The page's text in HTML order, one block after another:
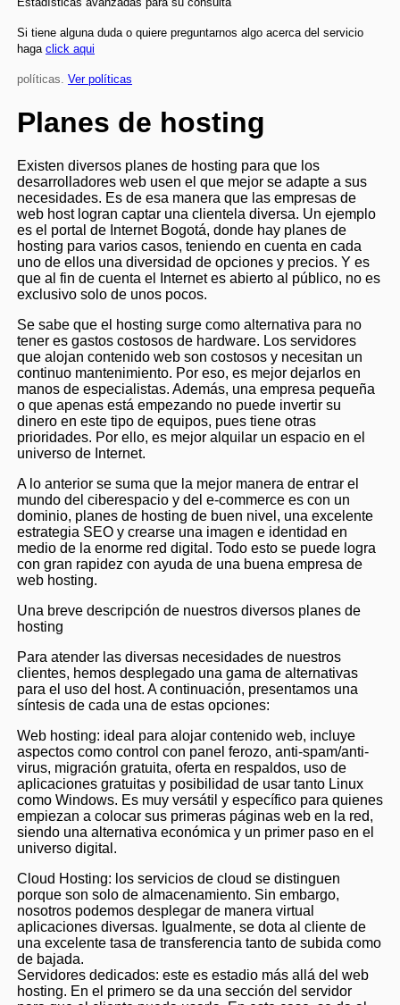
Si tiene alguna duda o quiere preguntarnos algo acerca del servicio
haga click aqui
políticas. Ver políticas
Planes de hosting
Existen diversos planes de hosting para que los
desarrolladores web usen el que mejor se adapte a sus
necesidades. Es de esa manera que las empresas de
web host logran captar una clientela diversa. Un ejemplo
es el portal de Internet Bogotá, donde hay planes de
hosting para varios casos, teniendo en cuenta en cada
uno de ellos una diversidad de opciones y precios. Y es
que al fin de cuenta el Internet es abierto al público, no es
exclusivo solo de unos pocos.
Se sabe que el hosting surge como alternativa para no
tener es gastos costosos de hardware. Los servidores
que alojan contenido web son costosos y necesitan un
continuo mantenimiento. Por eso, es mejor dejarlos en
manos de especialistas. Además, una empresa pequeña
o que apenas está empezando no puede invertir su
dinero en este tipo de equipos, pues tiene otras
prioridades. Por ello, es mejor alquilar un espacio en el
universo de Internet.
A lo anterior se suma que la mejor manera de entrar el
mundo del ciberespacio y del e-commerce es con un
dominio, planes de hosting de buen nivel, una excelente
estrategia SEO y crearse una imagen e identidad en
medio de la enorme red digital. Todo esto se puede logra
con gran rapidez con ayuda de una buena empresa de
web hosting.
Una breve descripción de nuestros diversos planes de
hosting
Para atender las diversas necesidades de nuestros
clientes, hemos desplegado una gama de alternativas
para el uso del host. A continuación, presentamos una
síntesis de cada una de estas opciones:
Web hosting: ideal para alojar contenido web, incluye
aspectos como control con panel ferozo, anti-spam/anti-
virus, migración gratuita, oferta en respaldos, uso de
aplicaciones gratuitas y posibilidad de usar tanto Linux
como Windows. Es muy versátil y específico para quienes
empiezan a colocar sus primeras páginas web en la red,
siendo una alternativa económica y un primer paso en el
universo digital.
Cloud Hosting: los servicios de cloud se distinguen
porque son solo de almacenamiento. Sin embargo,
nosotros podemos desplegar de manera virtual
aplicaciones diversas. Igualmente, se dota al cliente de
una excelente tasa de transferencia tanto de subida como
de bajada.
Servidores dedicados: este es estadio más allá del web
hosting. En el primero se da una sección del servidor